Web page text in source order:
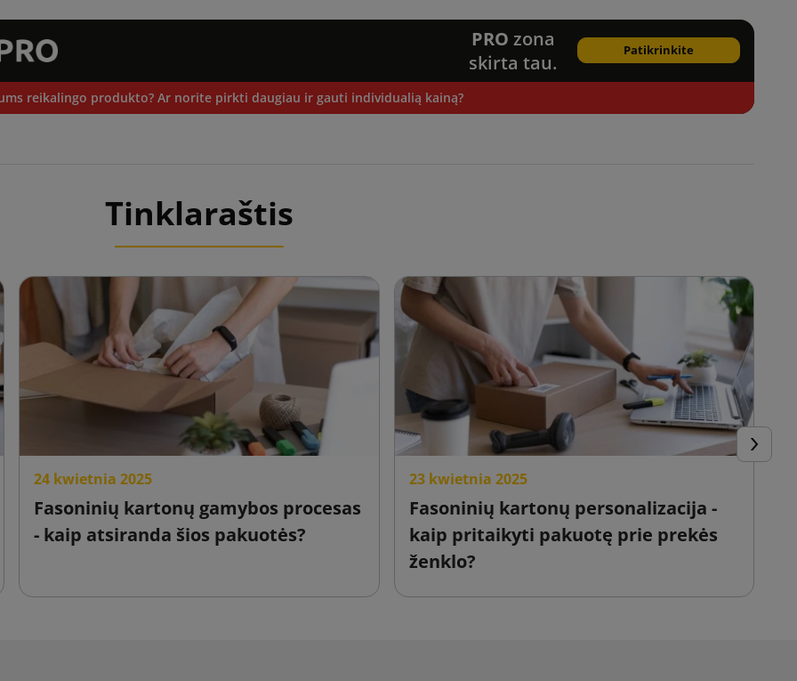
PRO zona
skirta tau.
Patikrinkite
reikalingo produkto? Ar norite pirkti daugiau ir gauti individualią kainą?
Tinklaraštis
Tęsti
24 kwietnia 2025
Fasoninių kartonų gamybos procesas
- kaip atsiranda šios pakuotės?
23 kwietnia 2025
Fasoninių kartonų personalizacija -
kaip pritaikyti pakuotę prie prekės
ženklo?